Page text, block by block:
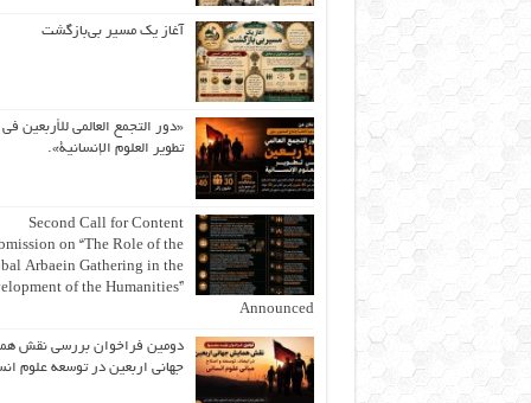
آغاز یک مسیر بی‌بازگشت
«دور التجمع العالمي للأربعين في
تطوير العلوم الإنسانية».
Second Call for Content
on “The Role of the
Arbaein Gathering in the
of the Humanities”
Announced
دومین فراخوان بررسی نقش
جهانی اربعین در توسعه علوم